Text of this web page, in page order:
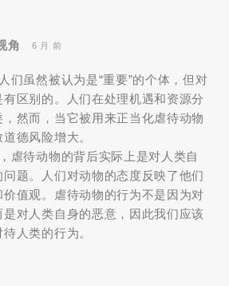
角 6 月 前
们虽然被认为是“重要”的个体，但对
区别的。人们在处理机遇和资源分
然而，当它被用来正当化虐待动物
德风险增大。
虐待动物的背后实际上是对人类自
题。人们对动物的态度反映了他们
值观。虐待动物的行为不是因为对
对人类自身的恶意，因此我们应该
人类的行为。